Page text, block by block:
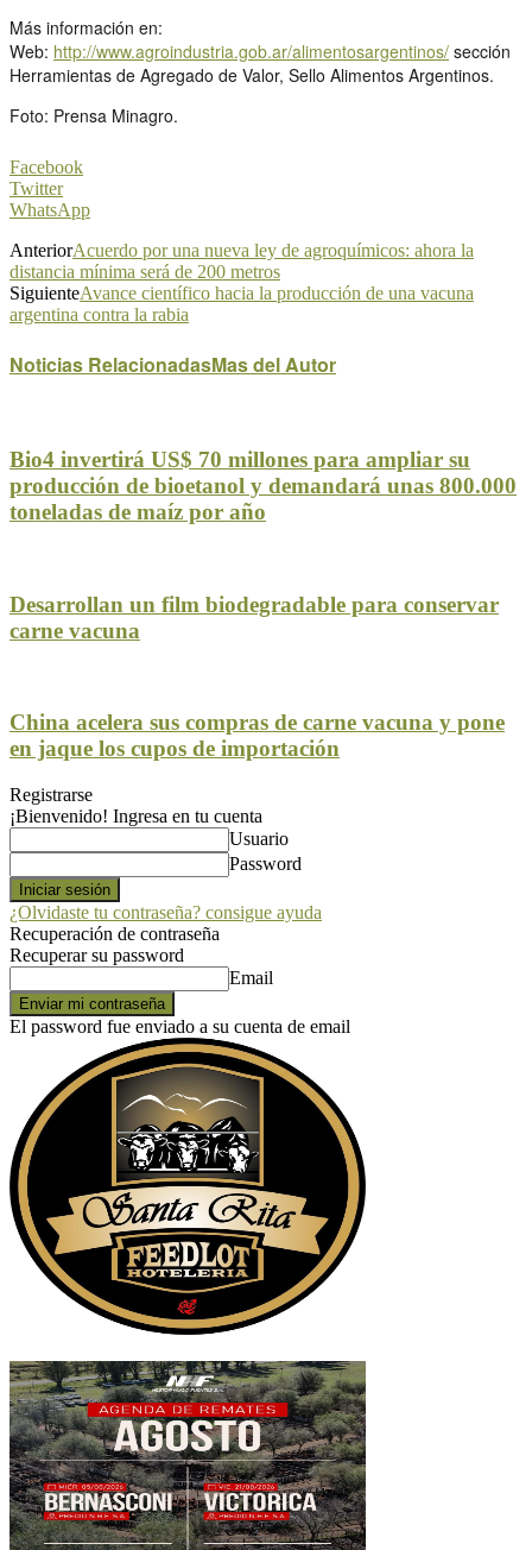
Más información en:
Web: http://www.agroindustria.gob.ar/alimentosargentinos/ sección
Herramientas de Agregado de Valor, Sello Alimentos Argentinos.
Foto: Prensa Minagro.
Facebook
Twitter
WhatsApp
AnteriorAcuerdo por una nueva ley de agroquímicos: ahora la
distancia mínima será de 200 metros
SiguienteAvance científico hacia la producción de una vacuna
argentina contra la rabia
Noticias RelacionadasMas del Autor
Bio4 invertirá US$ 70 millones para ampliar su
producción de bioetanol y demandará unas 800.000
toneladas de maíz por año
Desarrollan un film biodegradable para conservar
carne vacuna
China acelera sus compras de carne vacuna y pone
en jaque los cupos de importación
Registrarse
¡Bienvenido! Ingresa en tu cuenta
Usuario
Password
¿Olvidaste tu contraseña? consigue ayuda
Recuperación de contraseña
Recuperar su password
Email
El password fue enviado a su cuenta de email